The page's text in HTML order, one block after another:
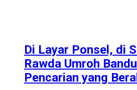
Di Layar Ponsel, di
Rawda Umroh
Pencarian yang